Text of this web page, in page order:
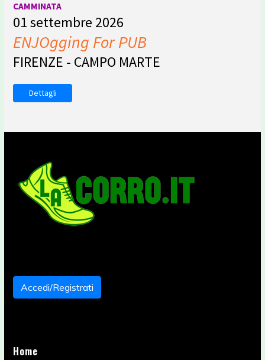
CAMMINATA
01 settembre 2026
ENJOgging For PUB
FIRENZE - CAMPO MARTE
Dettagli
Accedi/Registrati
Home